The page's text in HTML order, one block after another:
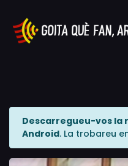
Descarregueu-vos la
Android. La trobareu